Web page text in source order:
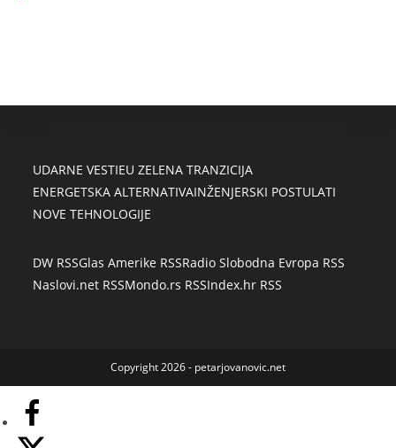
UDARNE VESTIEU ZELENA TRANZICIJA
ENERGETSKA ALTERNATIVAINŽENJERSKI POSTULATI
NOVE TEHNOLOGIJE
DW RSSGlas Amerike RSSRadio Slobodna Evropa RSS
Naslovi.net RSSMondo.rs RSSIndex.hr RSS
Copyright 2026 - petarjovanovic.net